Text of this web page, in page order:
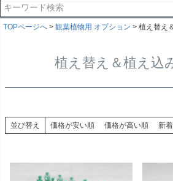
TOPページへ 観葉植物用 オプション 植え替え
植え替え＆植え込
並び替え 価格が安い順 価格が高い順 新